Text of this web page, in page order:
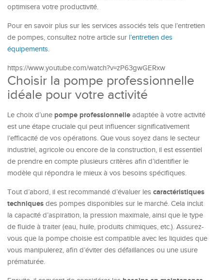
optimisera votre productivité.
Pour en savoir plus sur les services associés tels que l’entretien
de pompes, consultez notre article sur l’entretien des
équipements.
https://www.youtube.com/watch?v=zP63gwGERxw
Choisir la pompe professionnelle
idéale pour votre activité
Le choix d’une pompe professionnelle adaptée à votre activité
est une étape cruciale qui peut influencer significativement
l’efficacité de vos opérations. Que vous soyez dans le secteur
industriel, agricole ou encore de la construction, il est essentiel
de prendre en compte plusieurs critères afin d’identifier le
modèle qui répondra le mieux à vos besoins spécifiques.
Tout d’abord, il est recommandé d’évaluer les caractéristiques
techniques des pompes disponibles sur le marché. Cela inclut
la capacité d’aspiration, la pression maximale, ainsi que le type
de fluide à traiter (eau, huile, produits chimiques, etc.). Assurez-
vous que la pompe choisie est compatible avec les liquides que
vous manipulerez, afin d’éviter des défaillances ou une usure
prématurée.